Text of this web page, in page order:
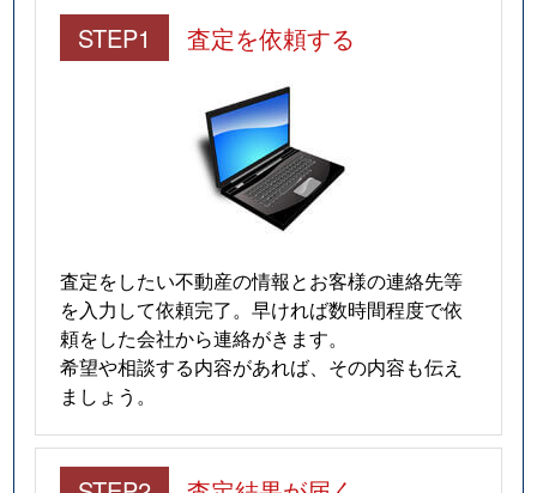
STEP1 査定を依頼する
査定をしたい不動産の情報とお客様の連絡先等
を入力して依頼完了。早ければ数時間程度で依
頼をした会社から連絡がきます。
希望や相談する内容があれば、その内容も伝え
ましょう。